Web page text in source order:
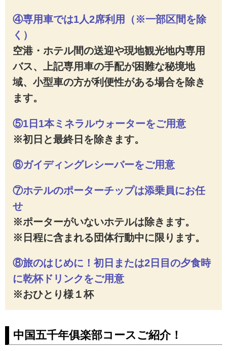
④専用車では1人2席利用（※一部区間を除
く）
空港・ホテル間の送迎や現地観光地内専用
バス、上記専用車の手配が困難な秘境地
域、小型車の方が利便性がある場合を除き
ます。​
⑤1日1本ミネラルウォーターをご用意​​​
※初日と最終日を除きます​。
⑥ガイディングレシーバーをご用意​​​
⑦ホテルのポーターチップは添乗員にお任
せ
※ポーターがいないホテルは除きます​。
※日程に含まれる団体行動中に限ります​。
⑧旅のはじめに！初日または2日目の夕食時
に乾杯ドリンクをご用意
※おひとり様１杯
中国五千年俱楽部コースご紹介！